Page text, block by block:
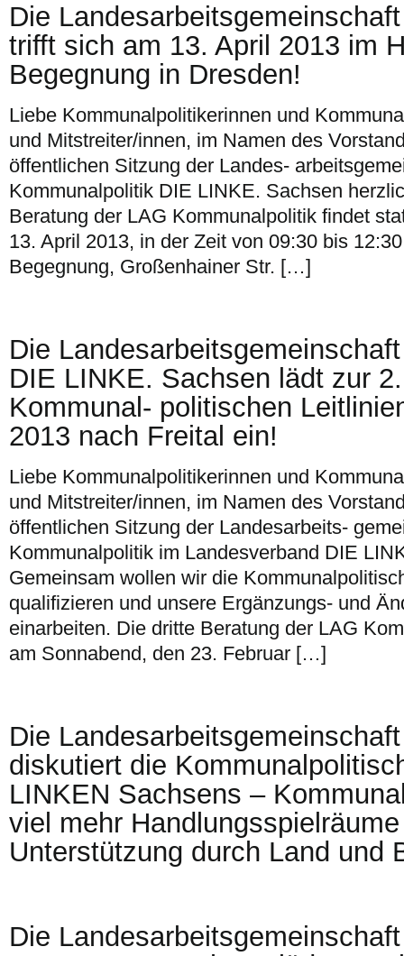
Die
trifft sich am 13. April 2013 im
Begegnung in Dresden!
Liebe Kommunalpolitikerinnen und
und Mitstreiter/innen, im Namen des
öffentlichen Sitzung der Landes-
Kommunalpolitik DIE LINKE. Sachsen
Beratung der LAG Kommunalpolitik findet
13. April 2013, in der Zeit von 09:30 bis
Begegnung, Großenhainer Str. […]
Die
DIE LINKE. Sachsen lädt zur
Kommunal- politischen
2013 nach Freital ein!
Liebe Kommunalpolitikerinnen und
und Mitstreiter/innen, im Namen des
öffentlichen Sitzung der Landesarbeits-
Kommunalpolitik im Landesverband DIE
Gemeinsam wollen wir die
qualifizieren und unsere Ergänzungs- und
einarbeiten. Die dritte Beratung der LAG
am Sonnabend, den 23. Februar […]
Die
diskutiert die
LINKEN Sachsens –
viel mehr
Unterstützung durch Land und
Die